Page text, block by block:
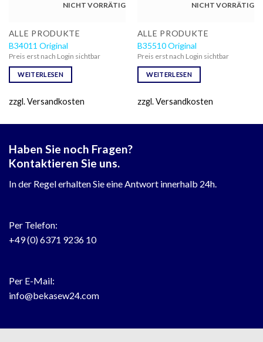
NICHT VORRÄTIG
ALLE PRODUKTE
B34011 Original
Preis erst nach Login sichtbar
WEITERLESEN
zzgl. Versandkosten
NICHT VORRÄTIG
ALLE PRODUKTE
B35510 Original
Preis erst nach Login sichtbar
WEITERLESEN
zzgl. Versandkosten
Haben Sie noch Fragen?
Kontaktieren Sie uns.
In der Regel erhalten Sie eine Antwort innerhalb 24h.
Per Telefon:
+49 (0) 6371 9236 10
Per E-Mail:
info@bekasew24.com